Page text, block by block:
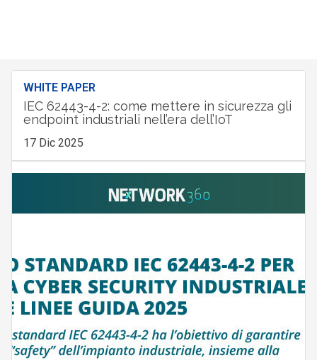
WHITE PAPER
IEC 62443-4-2: come mettere in sicurezza gli
endpoint industriali nell’era dell’IoT
17 Dic 2025